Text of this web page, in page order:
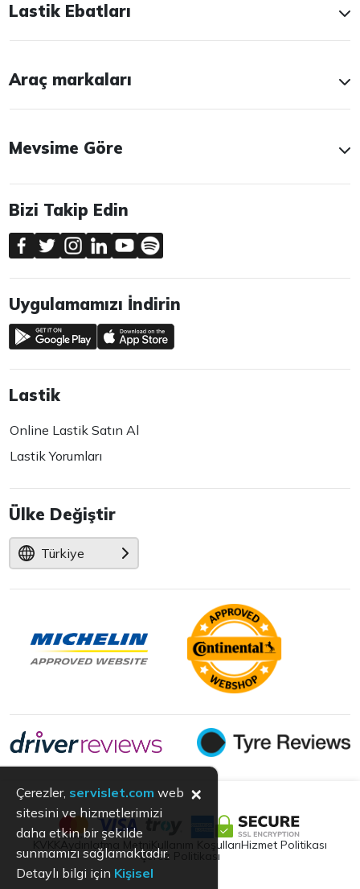
Lastik Ebatları
Araç markaları
Mevsime Göre
Bizi Takip Edin
Uygulamamızı İndirin
Lastik
Online Lastik Satın Al
Lastik Yorumları
Ülke Değiştir
Türkiye
Aydınlatma Metni Kullanım KoşullarıHizmet Politikası
Çerez Politikası
Çerezler, servislet.com web
sitesini ve hizmetlerimizi
daha etkin bir şekilde
sunmamızı sağlamaktadır.
Detaylı bilgi için Kişisel
×